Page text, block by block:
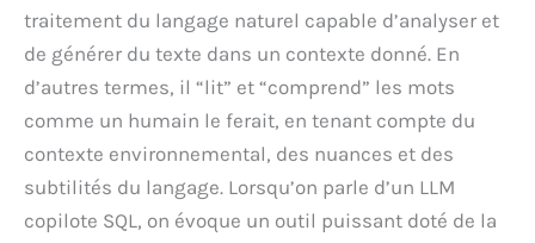
traitement du langage naturel capable d’analyser et
de générer du texte dans un contexte donné. En
d’autres termes, il “lit” et “comprend” les mots
comme un humain le ferait, en tenant compte du
contexte environnemental, des nuances et des
subtilités du langage. Lorsqu’on parle d’un LLM
copilote SQL, on évoque un outil puissant doté de la